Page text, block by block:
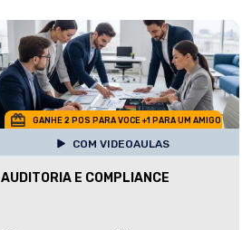
GANHE 2 POS PARA VOCE +1 PARA UM AMIGO
COM VIDEOAULAS
AUDITORIA E COMPLIANCE